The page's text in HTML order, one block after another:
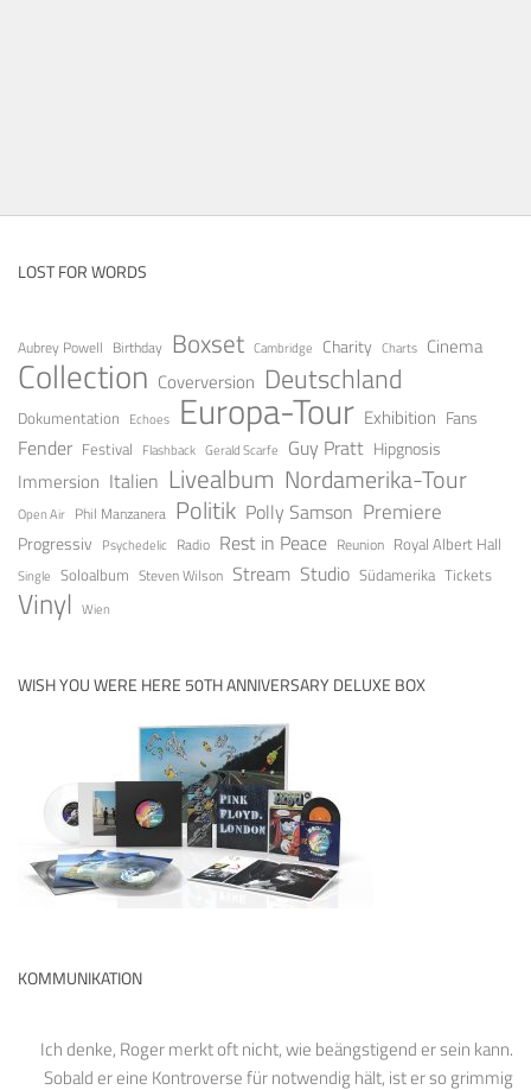
LOST FOR WORDS
Aubrey Powell Birthday Boxset Cambridge Charity Charts Cinema
Collection Coverversion Deutschland
Dokumentation Echoes Europa-Tour Exhibition Fans
Fender Festival Flashback Gerald Scarfe Guy Pratt Hipgnosis
Immersion Italien Livealbum Nordamerika-Tour
Open Air Phil Manzanera Politik Polly Samson Premiere
Progressiv Psychedelic Radio Rest in Peace Reunion Royal Albert Hall
Single Soloalbum Steven Wilson Stream Studio Südamerika Tickets
Vinyl Wien
WISH YOU WERE HERE 50TH ANNIVERSARY DELUXE BOX
KOMMUNIKATION
Ich denke, Roger merkt oft nicht, wie beängstigend er sein kann.
Sobald er eine Kontroverse für notwendig hält, ist er so grimmig